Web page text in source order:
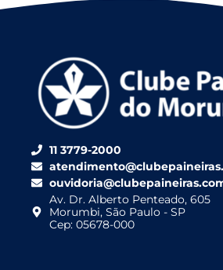
11 3779-2000
Av. Dr. Alberto Penteado, 605
Morumbi, São Paulo - SP
Cep: 05678-000